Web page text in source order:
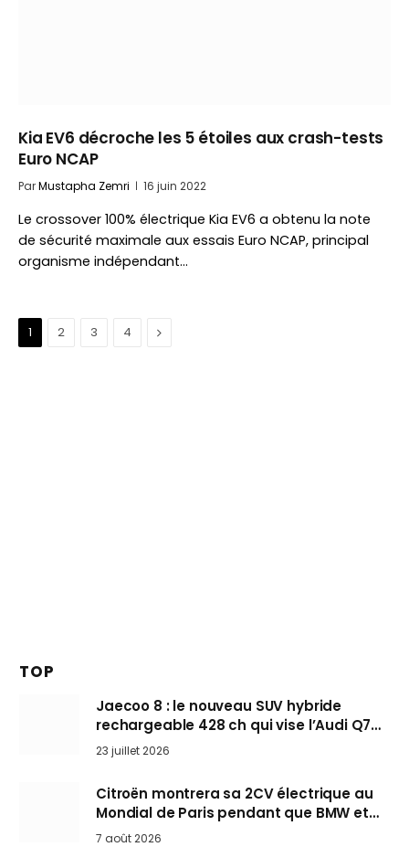
Kia EV6 décroche les 5 étoiles aux crash-tests
Euro NCAP
ParMustapha Zemri 16 juin 2022
Le crossover 100% électrique Kia EV6 a obtenu la note
de sécurité maximale aux essais Euro NCAP, principal
organisme indépendant…
1 2 3 4 Suivant
TOP
Jaecoo 8 : le nouveau SUV hybride
rechargeable 428 ch qui vise l’Audi Q7
arrive en Europe cet automne
23 juillet 2026
Citroën montrera sa 2CV électrique au
Mondial de Paris pendant que BMW et
Mini désertent le salon
7 août 2026